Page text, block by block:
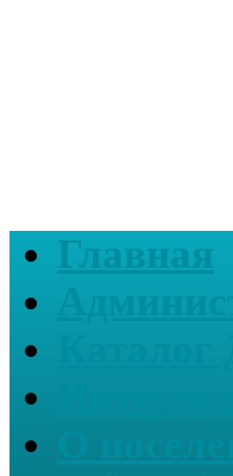
Главная